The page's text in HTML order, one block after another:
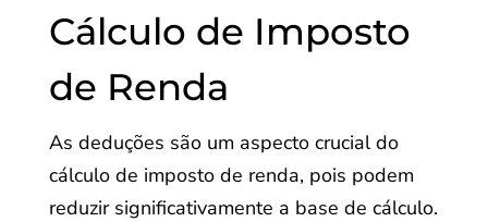
Cálculo de Imposto
de Renda
As deduções são um aspecto crucial do
cálculo de imposto de renda, pois podem
reduzir significativamente a base de cálculo.